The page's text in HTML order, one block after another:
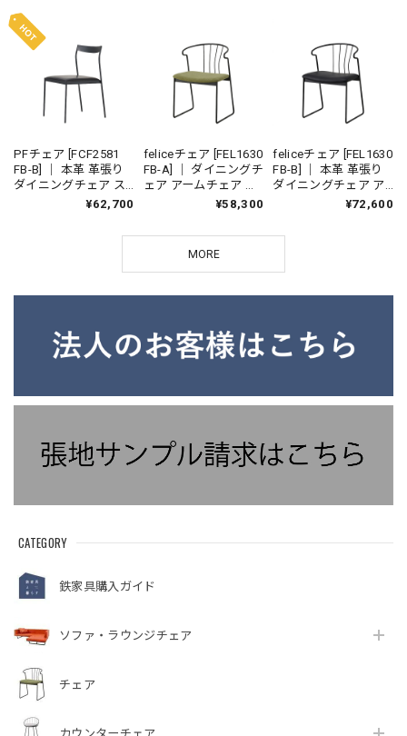
CATEGORY
鉄家具購入ガイド
ソファ・ラウンジチェア
チェア
ア 鉄家具 国産家具
PFチェア [FCF2581
FB-B] ｜ 本革 革張り
ダイニングチェア ス
タッキングチェア ア
¥62,700
feliceチェア [FEL1630
FB-A] ｜ ダイニングチ
ェア アームチェア ア
イアンチェア 鉄家具
¥58,300
feliceチェア [FEL1630
FB-B] ｜ 本革 革張り
ダイニングチェア ア
ームチェア アイアン
¥72,600
MORE